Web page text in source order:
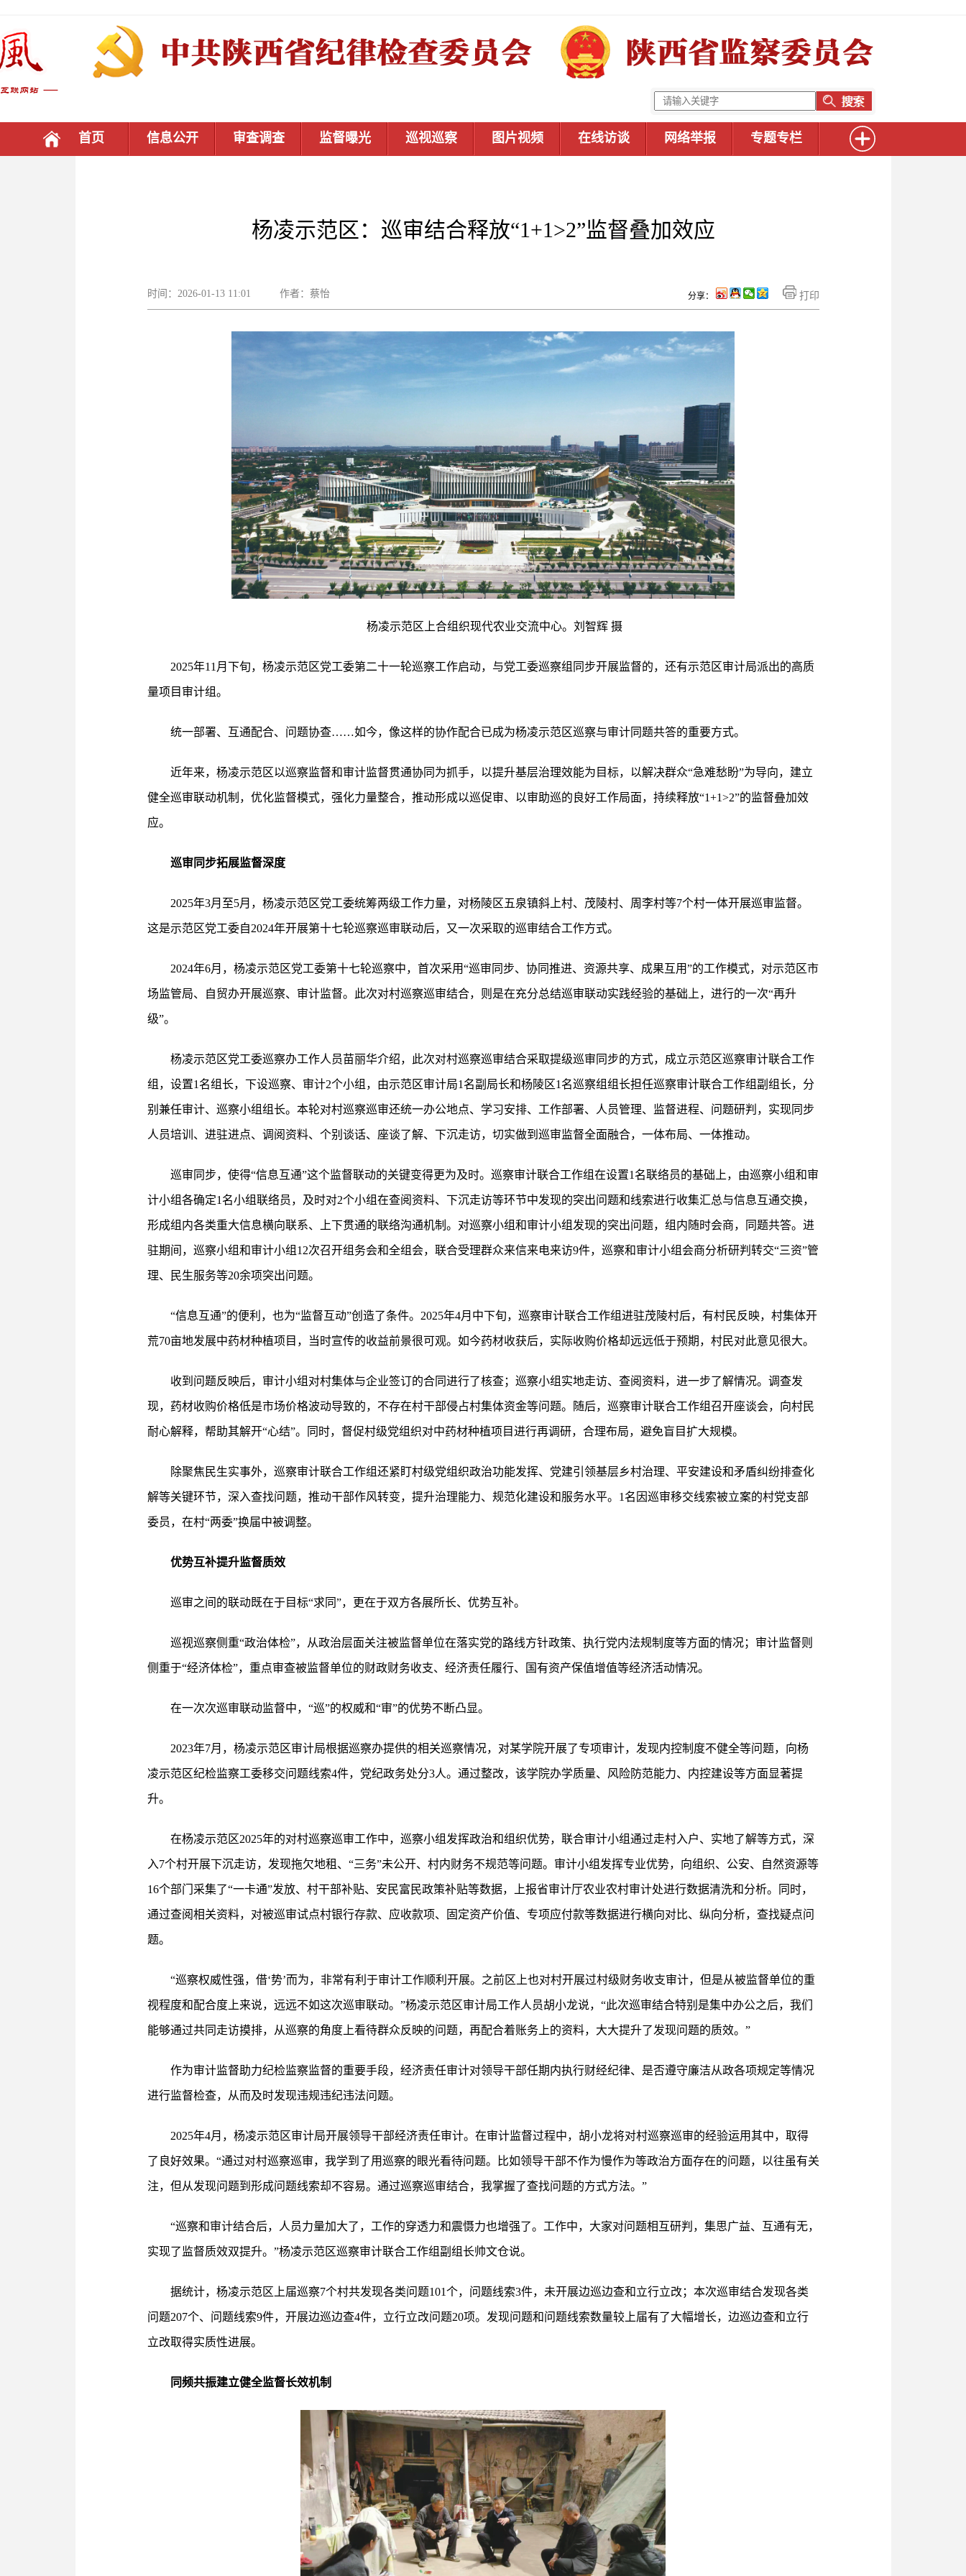
首页 信息公开 审查调查 监督曝光 巡视巡察 图片视频 在线访谈 网络举报 专题专栏
杨凌示范区：巡审结合释放“1+1>2”监督叠加效应
时间：2026-01-13 11:01 作者：蔡怡 打印
分享：
杨凌示范区上合组织现代农业交流中心。刘智辉 摄
2025年11月下旬，杨凌示范区党工委第二十一轮巡察工作启动，与党工委巡察组同步开展监督的，还有示范区审计局派出的高质
量项目审计组。
统一部署、互通配合、问题协查……如今，像这样的协作配合已成为杨凌示范区巡察与审计同题共答的重要方式。
近年来，杨凌示范区以巡察监督和审计监督贯通协同为抓手，以提升基层治理效能为目标，以解决群众“急难愁盼”为导向，建立
健全巡审联动机制，优化监督模式，强化力量整合，推动形成以巡促审、以审助巡的良好工作局面，持续释放“1+1>2”的监督叠加效
应。
巡审同步拓展监督深度
2025年3月至5月，杨凌示范区党工委统筹两级工作力量，对杨陵区五泉镇斜上村、茂陵村、周李村等7个村一体开展巡审监督。
这是示范区党工委自2024年开展第十七轮巡察巡审联动后，又一次采取的巡审结合工作方式。
2024年6月，杨凌示范区党工委第十七轮巡察中，首次采用“巡审同步、协同推进、资源共享、成果互用”的工作模式，对示范区市
场监管局、自贸办开展巡察、审计监督。此次对村巡察巡审结合，则是在充分总结巡审联动实践经验的基础上，进行的一次“再升
级”。
杨凌示范区党工委巡察办工作人员苗丽华介绍，此次对村巡察巡审结合采取提级巡审同步的方式，成立示范区巡察审计联合工作
组，设置1名组长，下设巡察、审计2个小组，由示范区审计局1名副局长和杨陵区1名巡察组组长担任巡察审计联合工作组副组长，分
别兼任审计、巡察小组组长。本轮对村巡察巡审还统一办公地点、学习安排、工作部署、人员管理、监督进程、问题研判，实现同步
人员培训、进驻进点、调阅资料、个别谈话、座谈了解、下沉走访，切实做到巡审监督全面融合，一体布局、一体推动。
巡审同步，使得“信息互通”这个监督联动的关键变得更为及时。巡察审计联合工作组在设置1名联络员的基础上，由巡察小组和审
计小组各确定1名小组联络员，及时对2个小组在查阅资料、下沉走访等环节中发现的突出问题和线索进行收集汇总与信息互通交换，
形成组内各类重大信息横向联系、上下贯通的联络沟通机制。对巡察小组和审计小组发现的突出问题，组内随时会商，同题共答。进
驻期间，巡察小组和审计小组12次召开组务会和全组会，联合受理群众来信来电来访9件，巡察和审计小组会商分析研判转交“三资”管
理、民生服务等20余项突出问题。
“信息互通”的便利，也为“监督互动”创造了条件。2025年4月中下旬，巡察审计联合工作组进驻茂陵村后，有村民反映，村集体开
荒70亩地发展中药材种植项目，当时宣传的收益前景很可观。如今药材收获后，实际收购价格却远远低于预期，村民对此意见很大。
收到问题反映后，审计小组对村集体与企业签订的合同进行了核查；巡察小组实地走访、查阅资料，进一步了解情况。调查发
现，药材收购价格低是市场价格波动导致的，不存在村干部侵占村集体资金等问题。随后，巡察审计联合工作组召开座谈会，向村民
耐心解释，帮助其解开“心结”。同时，督促村级党组织对中药材种植项目进行再调研，合理布局，避免盲目扩大规模。
除聚焦民生实事外，巡察审计联合工作组还紧盯村级党组织政治功能发挥、党建引领基层乡村治理、平安建设和矛盾纠纷排查化
解等关键环节，深入查找问题，推动干部作风转变，提升治理能力、规范化建设和服务水平。1名因巡审移交线索被立案的村党支部
委员，在村“两委”换届中被调整。
优势互补提升监督质效
巡审之间的联动既在于目标“求同”，更在于双方各展所长、优势互补。
巡视巡察侧重“政治体检”，从政治层面关注被监督单位在落实党的路线方针政策、执行党内法规制度等方面的情况；审计监督则
侧重于“经济体检”，重点审查被监督单位的财政财务收支、经济责任履行、国有资产保值增值等经济活动情况。
在一次次巡审联动监督中，“巡”的权威和“审”的优势不断凸显。
2023年7月，杨凌示范区审计局根据巡察办提供的相关巡察情况，对某学院开展了专项审计，发现内控制度不健全等问题，向杨
凌示范区纪检监察工委移交问题线索4件，党纪政务处分3人。通过整改，该学院办学质量、风险防范能力、内控建设等方面显著提
升。
在杨凌示范区2025年的对村巡察巡审工作中，巡察小组发挥政治和组织优势，联合审计小组通过走村入户、实地了解等方式，深
入7个村开展下沉走访，发现拖欠地租、“三务”未公开、村内财务不规范等问题。审计小组发挥专业优势，向组织、公安、自然资源等
16个部门采集了“一卡通”发放、村干部补贴、安民富民政策补贴等数据，上报省审计厅农业农村审计处进行数据清洗和分析。同时，
通过查阅相关资料，对被巡审试点村银行存款、应收款项、固定资产价值、专项应付款等数据进行横向对比、纵向分析，查找疑点问
题。
“巡察权威性强，借‘势’而为，非常有利于审计工作顺利开展。之前区上也对村开展过村级财务收支审计，但是从被监督单位的重
视程度和配合度上来说，远远不如这次巡审联动。”杨凌示范区审计局工作人员胡小龙说，“此次巡审结合特别是集中办公之后，我们
能够通过共同走访摸排，从巡察的角度上看待群众反映的问题，再配合着账务上的资料，大大提升了发现问题的质效。”
作为审计监督助力纪检监察监督的重要手段，经济责任审计对领导干部任期内执行财经纪律、是否遵守廉洁从政各项规定等情况
进行监督检查，从而及时发现违规违纪违法问题。
2025年4月，杨凌示范区审计局开展领导干部经济责任审计。在审计监督过程中，胡小龙将对村巡察巡审的经验运用其中，取得
了良好效果。“通过对村巡察巡审，我学到了用巡察的眼光看待问题。比如领导干部不作为慢作为等政治方面存在的问题，以往虽有关
注，但从发现问题到形成问题线索却不容易。通过巡察巡审结合，我掌握了查找问题的方式方法。”
“巡察和审计结合后，人员力量加大了，工作的穿透力和震慑力也增强了。工作中，大家对问题相互研判，集思广益、互通有无，
实现了监督质效双提升。”杨凌示范区巡察审计联合工作组副组长帅文仓说。
据统计，杨凌示范区上届巡察7个村共发现各类问题101个，问题线索3件，未开展边巡边查和立行立改；本次巡审结合发现各类
问题207个、问题线索9件，开展边巡边查4件，立行立改问题20项。发现问题和问题线索数量较上届有了大幅增长，边巡边查和立行
立改取得实质性进展。
同频共振建立健全监督长效机制